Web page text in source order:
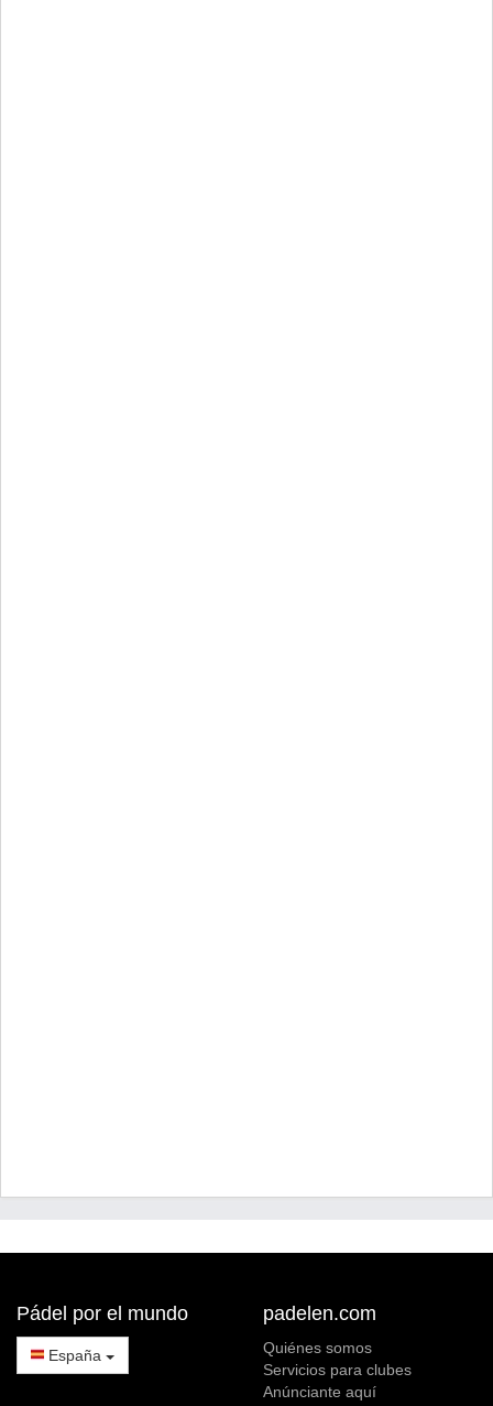
Pádel por el mundo
España
padelen.com
Quiénes somos
Servicios para clubes
Anúnciante aquí